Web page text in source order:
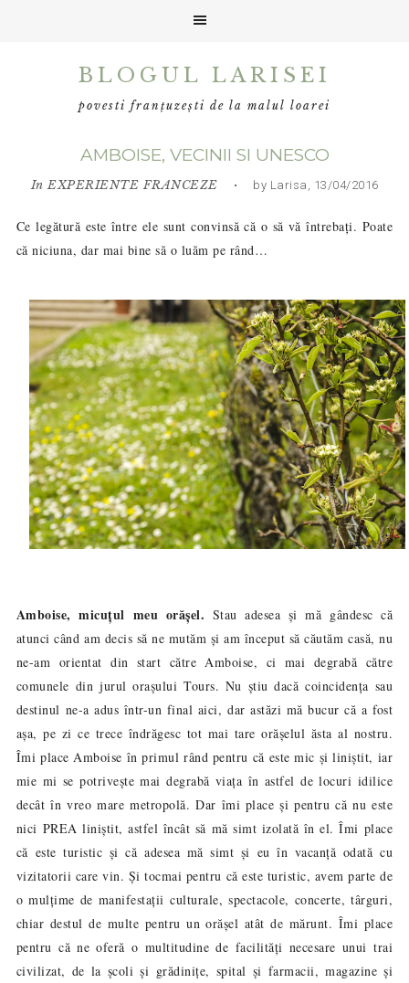
BLOGUL LARISEI
povesti franțuzești de la malul loarei
AMBOISE, VECINII SI UNESCO
InEXPERIENTE FRANCEZE • by Larisa, 13/04/2016
Ce legătură este între ele sunt convinsă că o să vă întrebați. Poate
că niciuna, dar mai bine să o luăm pe rând…
Amboise, micuțul meu orășel. Stau adesea și mă gândesc că
atunci când am decis să ne mutăm și am început să căutăm casă, nu
ne-am orientat din start către Amboise, ci mai degrabă către
comunele din jurul orașului Tours. Nu știu dacă coincidența sau
destinul ne-a adus într-un final aici, dar astăzi mă bucur că a fost
așa, pe zi ce trece îndrăgesc tot mai tare orășelul ăsta al nostru.
Îmi place Amboise în primul rând pentru că este mic și liniștit, iar
mie mi se potrivește mai degrabă viața în astfel de locuri idilice
decât în vreo mare metropolă. Dar îmi place și pentru că nu este
nici PREA liniștit, astfel încât să mă simt izolată în el. Îmi place
că este turistic și că adesea mă simt și eu în vacanță odată cu
vizitatorii care vin. Și tocmai pentru că este turistic, avem parte de
o mulțime de manifestații culturale, spectacole, concerte, târguri,
chiar destul de multe pentru un orășel atât de mărunt. Îmi place
pentru că ne oferă o multitudine de facilități necesare unui trai
civilizat, de la școli și grădinițe, spital și farmacii, magazine și